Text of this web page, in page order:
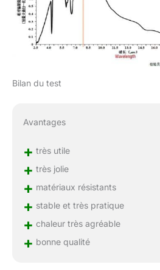
Bilan du test
Avantages
+ très utile
+ très jolie
+ matériaux résistants
+ stable et très pratique
+ chaleur très agréable
+ bonne qualité